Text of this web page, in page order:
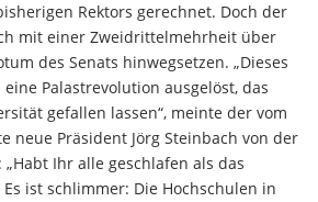
Rektors gerechnet. Doch der
mit einer Zweidrittelmehrheit über
des Senats hinwegsetzen. „Dieses
Palastrevolution ausgelöst, das
gefallen lassen“, meinte der vom
neue Präsident Jörg Steinbach von der
Ihr alle geschlafen als das
ist schlimmer: Die Hochschulen in